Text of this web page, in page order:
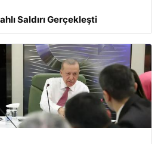
Saldırı Gerçekleşti